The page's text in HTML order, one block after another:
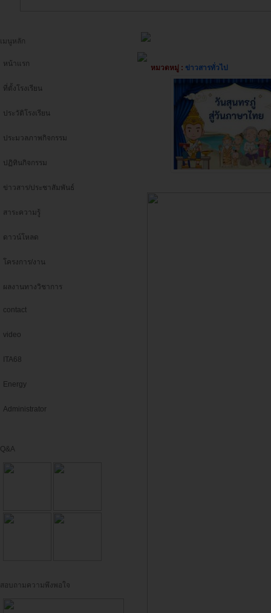
เมนูหลัก
หน้าแรก
ที่ตั้งโรงเรียน
ประวัติโรงเรียน
ประมวลภาพกิจกรรม
ปฏิทินกิจกรรม
ข่าวสาร/ประชาสัมพันธ์
สาระความรู้
ดาวน์โหลด
โครงการ/งาน
ผลงานทางวิชาการ
contact
video
ITA68
Energy
Administrator
Q&A
สอบถามความพึงพอใจ
หมวดหมู่ : ข่าวสารทั่วไป